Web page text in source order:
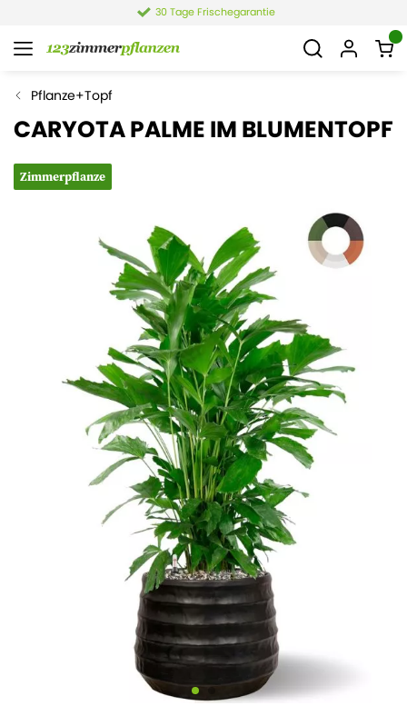
30 Tage Frischegarantie
Pflanze+Topf
CARYOTA PALME IM BLUMENTOPF
Zimmerpflanze